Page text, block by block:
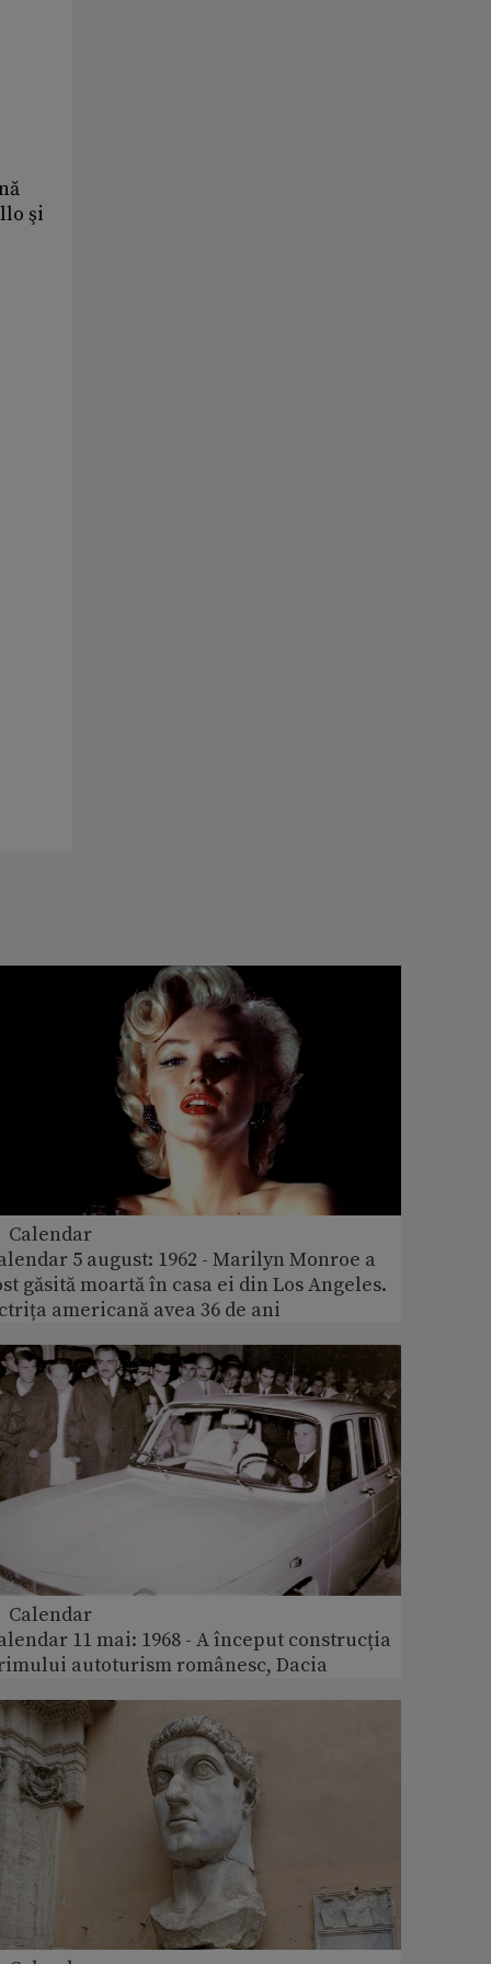
şi
Calendar
5 august: 1962 - Marilyn Monroe a
găsită moartă în casa ei din Los Angeles.
americană avea 36 de ani
Calendar
11 mai: 1968 - A început construcția
autoturism românesc, Dacia